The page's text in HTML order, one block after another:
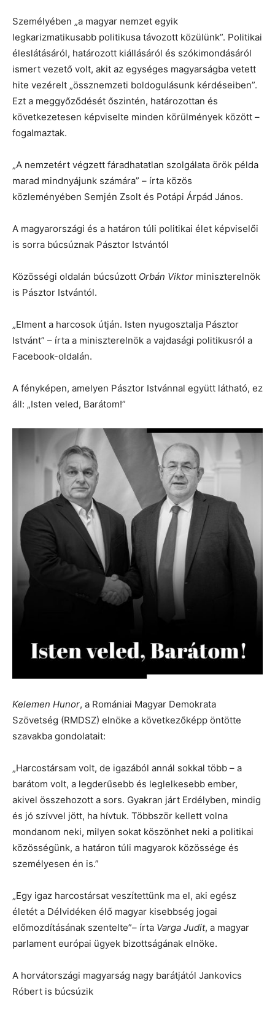
Személyében „a magyar nemzet egyik
legkarizmatikusabb politikusa távozott közülünk”. Politikai
éleslátásáról, határozott kiállásáról és szókimondásáról
ismert vezető volt, akit az egységes magyarságba vetett
hite vezérelt „össznemzeti boldogulásunk kérdéseiben”.
Ezt a meggyőződését őszintén, határozottan és
következetesen képviselte minden körülmények között –
fogalmaztak.
„A nemzetért végzett fáradhatatlan szolgálata örök példa
marad mindnyájunk számára” – írta közös
közleményében Semjén Zsolt és Potápi Árpád János.
A magyarországi és a határon túli politikai élet képviselői
is sorra búcsúznak Pásztor Istvántól
Közösségi oldalán búcsúzott Orbán Viktor miniszterelnök
is Pásztor Istvántól.
„Elment a harcosok útján. Isten nyugosztalja Pásztor
Istvánt” – írta a miniszterelnök a vajdasági politikusról a
Facebook-oldalán.
A fényképen, amelyen Pásztor Istvánnal együtt látható, ez
áll: „Isten veled, Barátom!”
Kelemen Hunor, a Romániai Magyar Demokrata
Szövetség (RMDSZ) elnöke a következőképp öntötte
szavakba gondolatait:
„Harcostársam volt, de igazából annál sokkal több – a
barátom volt, a legderűsebb és leglelkesebb ember,
akivel összehozott a sors. Gyakran járt Erdélyben, mindig
és jó szívvel jött, ha hívtuk. Többször kellett volna
mondanom neki, milyen sokat köszönhet neki a politikai
közösségünk, a határon túli magyarok közössége és
személyesen én is.”
„Egy igaz harcostársat veszítettünk ma el, aki egész
életét a Délvidéken élő magyar kisebbség jogai
előmozdításának szentelte”– írta Varga Judit, a magyar
parlament európai ügyek bizottságának elnöke.
A horvátországi magyarság nagy barátjától Jankovics
Róbert is búcsúzik